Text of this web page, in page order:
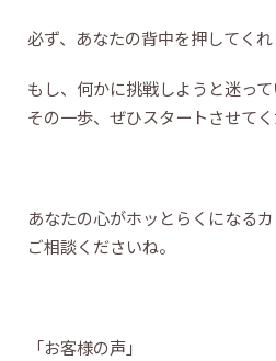
必ず、あなたの背中を押してくれ
もし、何かに挑戦しようと迷っ
その一歩、ぜひスタートさせてく
あなたの心がホッとらくになる
ご相談くださいね。
「お客様の声」